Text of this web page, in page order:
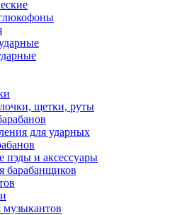
щетки, руты
для ударных
пэды и аксессуары
барабанщиков